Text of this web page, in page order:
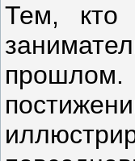
Тем, кто